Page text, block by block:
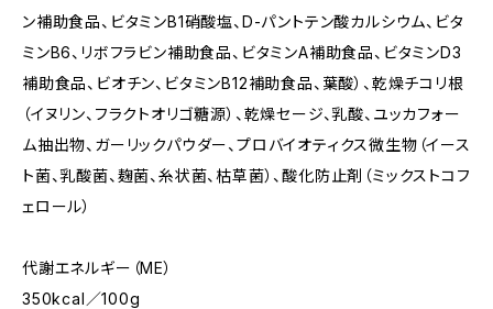
ン補助食品、ビタミンB1硝酸塩、D-パントテン酸カルシウム、ビタ
ミンB6、リボフラビン補助食品、ビタミンA補助食品、ビタミンD3
補助食品、ビオチン、ビタミンB12補助食品、葉酸）、乾燥チコリ根
（イヌリン、フラクトオリゴ糖源）、乾燥セージ、乳酸、ユッカフォー
ム抽出物、ガーリックパウダー、プロバイオティクス微生物（イース
ト菌、乳酸菌、麹菌、糸状菌、枯草菌）、酸化防止剤（ミックストコフ
ェロール）
代謝エネルギー（ME）
350kcal／100g